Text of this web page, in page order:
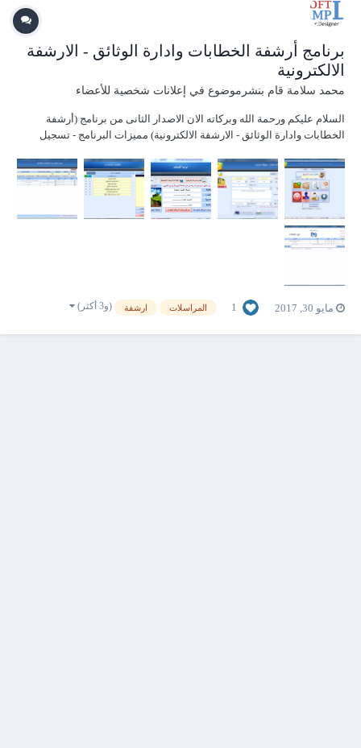
برنامج أرشفة الخطابات وادارة الوثائق - الارشفة
الالكترونية
محمد سلامة قام بنشرموضوع في إعلانات شخصية للأعضاء
السلام عليكم ورحمة الله وبركاته الان الاصدار الثانى من برنامج (أرشفة
الخطابات وادارة الوثائق - الارشفة الالكترونية) مميزات البرنامج - تسجيل
إدراج المرفقات وربطها بالمعاملة سواء (من الكمبيوتر او من الاسكنر...
مايو 30, 2017 1 المراسلات ارشفة (و3 أكثر)